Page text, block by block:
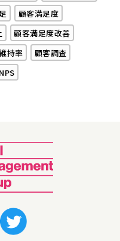
顧客満足度
顧客満足度改善
持率
顧客調査